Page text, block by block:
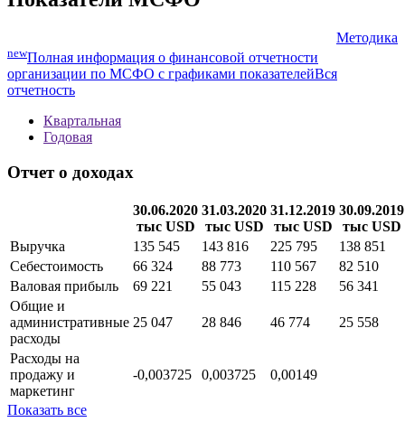
Методика
newПолная информация о финансовой отчетности
организации по МСФО с графиками показателейВся
отчетность
Квартальная
Годовая
Отчет о доходах
30.06.2020
тыс USD
31.03.2020
тыс USD
31.12.2019
тыс USD
30.09.2019
тыс USD
Выручка
135 545 143 816 225 795
138 851
Себестоимость
66 324 88 773 110 567
82 510
Валовая прибыль
69 221 55 043 115 228
56 341
Общие и
административные
расходы
25 047 28 846 46 774 25 558
Расходы на
продажу и
маркетинг
-0,003725 0,003725 0,00149
Показать все